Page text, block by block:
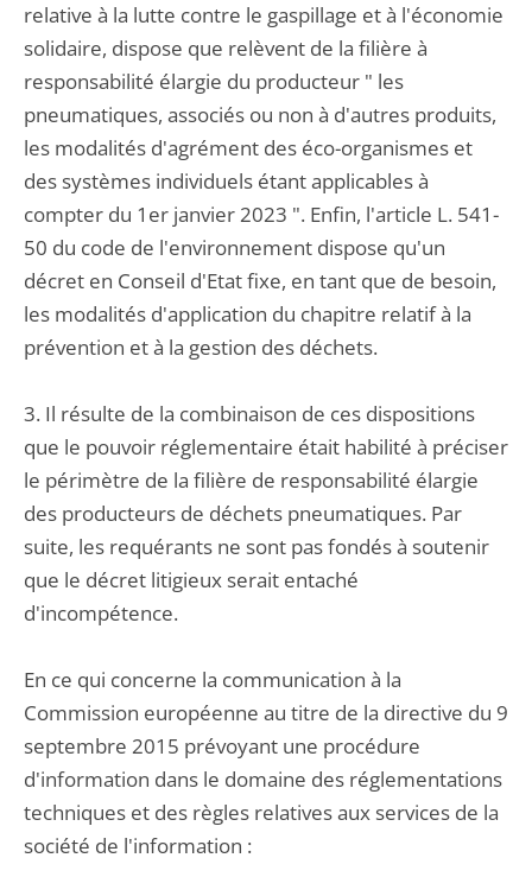
relative à la lutte contre le gaspillage et à l'économie
solidaire, dispose que relèvent de la filière à
responsabilité élargie du producteur " les
pneumatiques, associés ou non à d'autres produits,
les modalités d'agrément des éco-organismes et
des systèmes individuels étant applicables à
compter du 1er janvier 2023 ". Enfin, l'article L. 541-
50 du code de l'environnement dispose qu'un
décret en Conseil d'Etat fixe, en tant que de besoin,
les modalités d'application du chapitre relatif à la
prévention et à la gestion des déchets.
3. Il résulte de la combinaison de ces dispositions
que le pouvoir réglementaire était habilité à préciser
le périmètre de la filière de responsabilité élargie
des producteurs de déchets pneumatiques. Par
suite, les requérants ne sont pas fondés à soutenir
que le décret litigieux serait entaché
d'incompétence.
En ce qui concerne la communication à la
Commission européenne au titre de la directive du 9
septembre 2015 prévoyant une procédure
d'information dans le domaine des réglementations
techniques et des règles relatives aux services de la
société de l'information :